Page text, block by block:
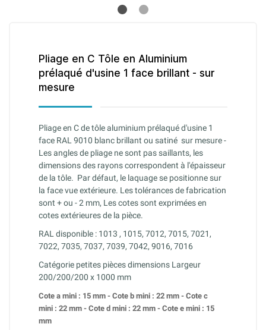
Pliage en C Tôle en Aluminium
prélaqué d'usine 1 face brillant - sur
mesure
Pliage en C de tôle aluminium prélaqué d'usine 1
face RAL 9010 blanc brillant ou satiné sur mesure -
Les angles de pliage ne sont pas saillants, les
dimensions des rayons correspondent à l'épaisseur
de la tôle. Par défaut, le laquage se positionne sur
la face vue extérieure. Les tolérances de fabrication
sont + ou - 2 mm, Les cotes sont exprimées en
cotes extérieures de la pièce.
RAL disponible : 1013 , 1015, 7012, 7015, 7021,
7022, 7035, 7037, 7039, 7042, 9016, 7016
Catégorie petites pièces dimensions Largeur
200/200/200 x 1000 mm
Cote a mini : 15 mm - Cote b mini : 22 mm - Cote c
mini : 22 mm - Cote d mini : 22 mm - Cote e mini : 15
mm